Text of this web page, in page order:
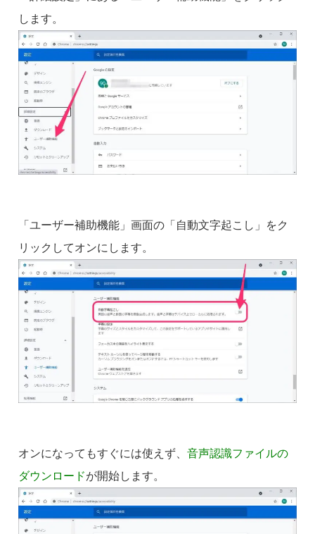
します。
「ユーザー補助機能」画面の「自動文字起こし」をク
リックしてオンにします。
オンになってもすぐには使えず、 音声認識ファイルの
ダウンロードが開始します。